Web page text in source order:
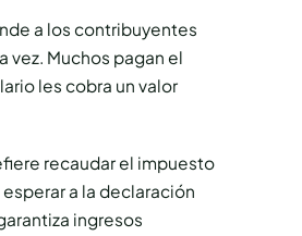
a los contribuyentes
Muchos pagan el
les cobra un valor
recaudar el impuesto
a la declaración
ingresos